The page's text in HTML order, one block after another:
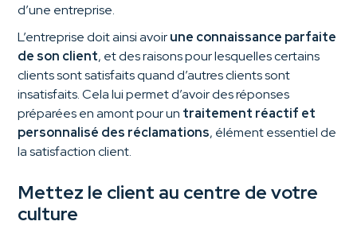
d’une entreprise.
L’entreprise doit ainsi avoirune connaissance parfaite
de son client, et des raisons pour lesquelles certains
clients sont satisfaits quand d’autres clients sont
insatisfaits. Cela lui permet d’avoir des réponses
préparées en amont pour un traitement réactif et
personnalisé des réclamations, élément essentiel de
la satisfaction client.
Mettez le client au centre de votre
culture